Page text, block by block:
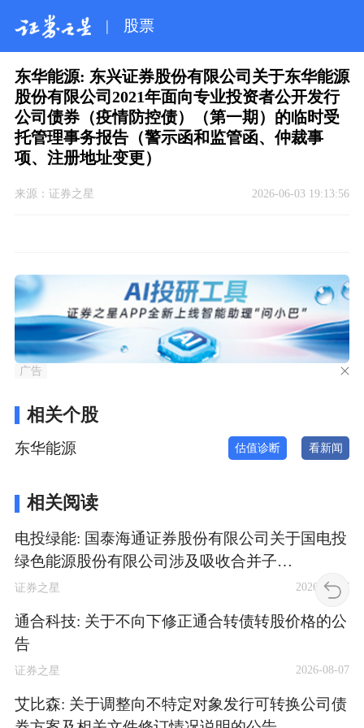
| 股票
东华能源: 东兴证券股份有限公司关于东华能源
股份有限公司2021年面向专业投资者公开发行
公司债券（疫情防控债）（第一期）的临时受
托管理事务报告（警示函和监管函、仲裁事
项、注册地址变更）
来源： 证券之星 2026-06-03 19:13:56
广告
相关个股
东华能源 估值诊断 看新闻
相关阅读
电投绿能: 国泰海通证券股份有限公司关于国电投
绿色能源股份有限公司涉及吸收合并子…
证券之星 2026-08-07
通合科技: 关于不向下修正通合转债转股价格的公
告
证券之星 2026-08-07
艾比森: 关于调整向不特定对象发行可转换公司债